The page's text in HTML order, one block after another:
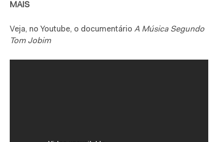
MAIS
Veja, no Youtube, o documentário A Música Segundo
Tom Jobim